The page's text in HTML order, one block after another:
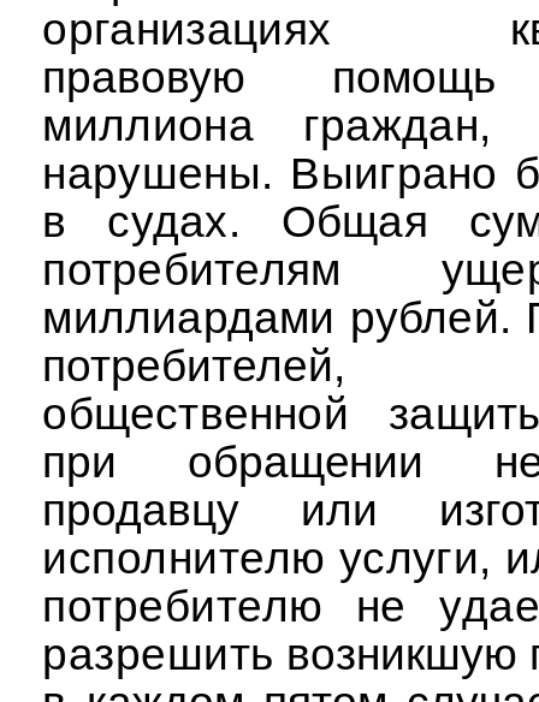
организациях
правовую
миллиона
нарушены. Выиграно
в судах. Общая
потребителям
миллиардами
общественной
при обращении
продавцу или
исполнителю услуги,
потребителю не
разрешить возникшую